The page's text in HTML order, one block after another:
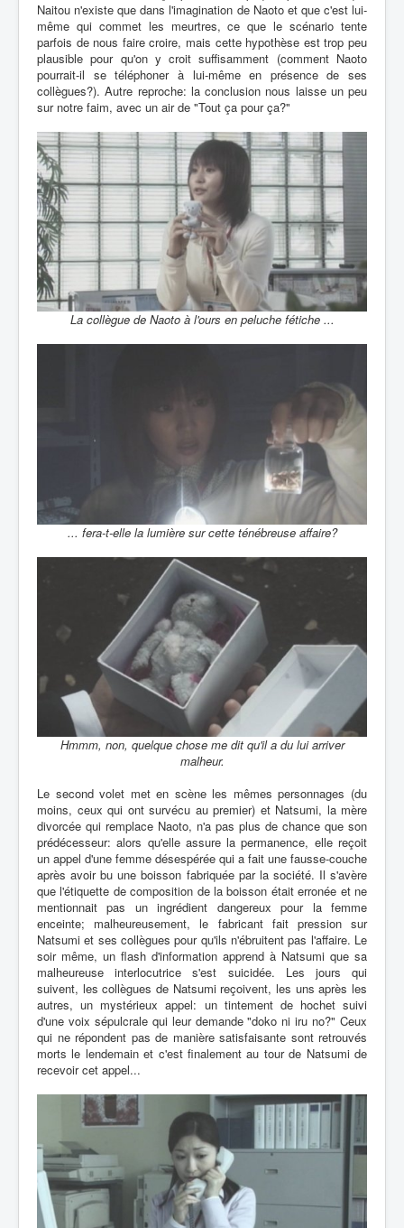
Naitou n'existe que dans l'imagination de Naoto et que c'est lui-
même qui commet les meurtres, ce que le scénario tente
parfois de nous faire croire, mais cette hypothèse est trop peu
plausible pour qu'on y croit suffisamment (comment Naoto
pourrait-il se téléphoner à lui-même en présence de ses
collègues?). Autre reproche: la conclusion nous laisse un peu
sur notre faim, avec un air de "Tout ça pour ça?"
La collègue de Naoto à l'ours en peluche fétiche ...
... fera-t-elle la lumière sur cette ténébreuse affaire?
Hmmm, non, quelque chose me dit qu'il a du lui arriver
malheur.
Le second volet met en scène les mêmes personnages (du
moins, ceux qui ont survécu au premier) et Natsumi, la mère
divorcée qui remplace Naoto, n'a pas plus de chance que son
prédécesseur: alors qu'elle assure la permanence, elle reçoit
un appel d'une femme désespérée qui a fait une fausse-couche
après avoir bu une boisson fabriquée par la société. Il s'avère
que l'étiquette de composition de la boisson était erronée et ne
mentionnait pas un ingrédient dangereux pour la femme
enceinte; malheureusement, le fabricant fait pression sur
Natsumi et ses collègues pour qu'ils n'ébruitent pas l'affaire. Le
soir même, un flash d'information apprend à Natsumi que sa
malheureuse interlocutrice s'est suicidée. Les jours qui
suivent, les collègues de Natsumi reçoivent, les uns après les
autres, un mystérieux appel: un tintement de hochet suivi
d'une voix sépulcrale qui leur demande "doko ni iru no?" Ceux
qui ne répondent pas de manière satisfaisante sont retrouvés
morts le lendemain et c'est finalement au tour de Natsumi de
recevoir cet appel...